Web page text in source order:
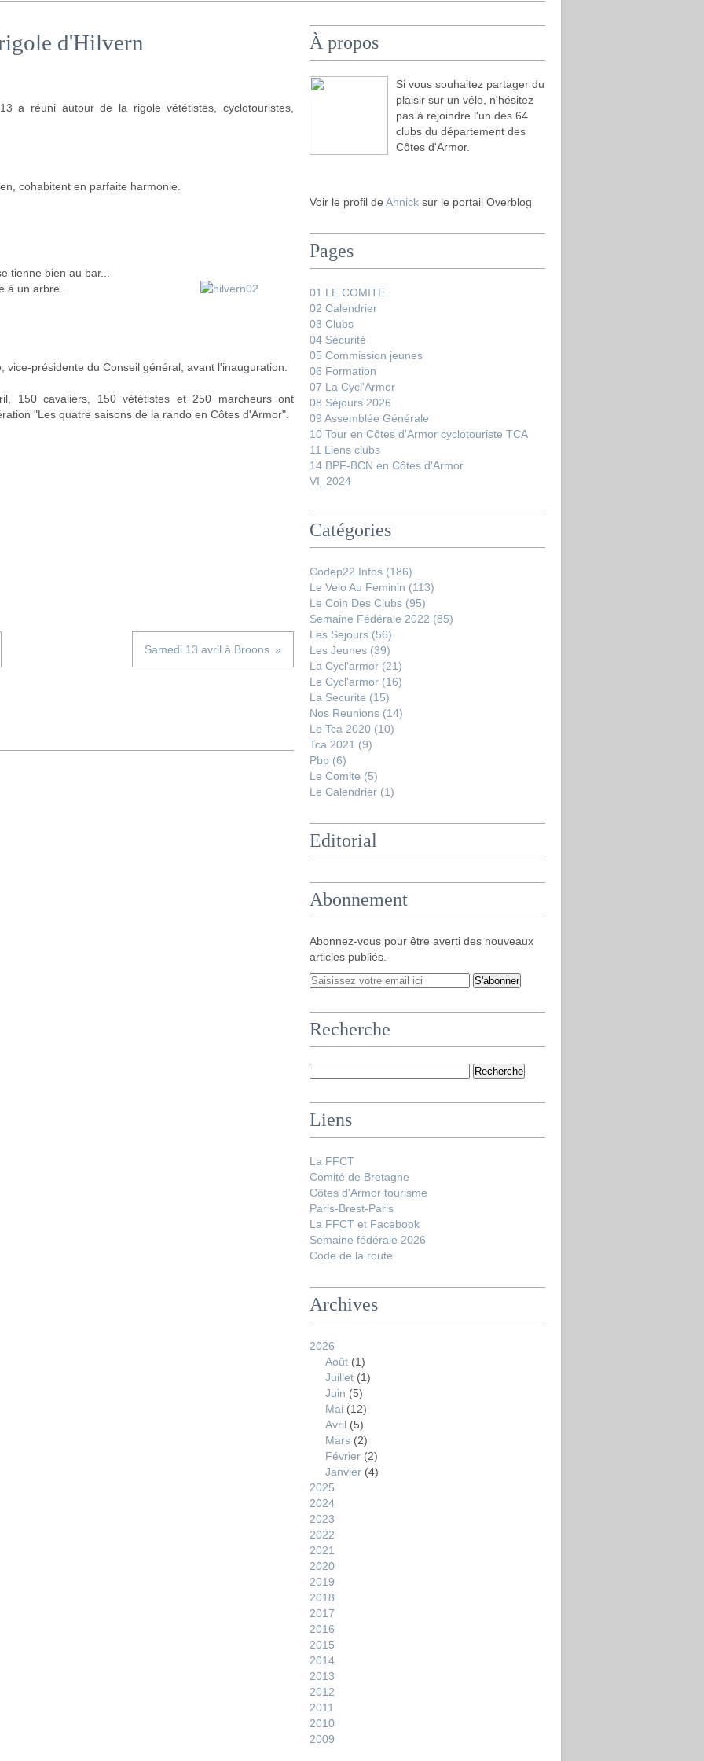
d'Hilvern
a réuni autour de la rigole vététistes, cyclotouristes,
cohabitent en parfaite harmonie.
tienne bien au bar...
à un arbre...
vice-présidente du Conseil général, avant l'inauguration.
150 cavaliers, 150 vététistes et 250 marcheurs ont
"Les quatre saisons de la rando en Côtes d'Armor".
Samedi 13 avril à Broons
À propos
Si vous souhaitez partager du
plaisir sur un vélo, n'hésitez
pas à rejoindre l'un des 64
clubs du département des
Côtes d'Armor.
Voir le profil de Annick sur le portail Overblog
Pages
01 LE COMITE
02 Calendrier
03 Clubs
04 Sécurité
05 Commission jeunes
06 Formation
07 La Cycl'Armor
08 Séjours 2026
09 Assemblée Générale
10 Tour en Côtes d'Armor cyclotouriste TCA
11 Liens clubs
14 BPF-BCN en Côtes d'Armor
VI_2024
Catégories
Codep22 Infos (186)
Le Velo Au Feminin (113)
Le Coin Des Clubs (95)
Semaine Fédérale 2022 (85)
Les Sejours (56)
Les Jeunes (39)
La Cycl'armor (21)
Le Cycl'armor (16)
La Securite (15)
Nos Reunions (14)
Le Tca 2020 (10)
Tca 2021 (9)
Pbp (6)
Le Comite (5)
Le Calendrier (1)
Editorial
Abonnement
Abonnez-vous pour être averti des nouveaux
articles publiés.
Recherche
Liens
La FFCT
Comité de Bretagne
Côtes d'Armor tourisme
Paris-Brest-Paris
La FFCT et Facebook
Semaine fédérale 2026
Code de la route
Archives
2026
Août (1)
Juillet (1)
Juin (5)
Mai (12)
Avril (5)
Mars (2)
Février (2)
Janvier (4)
2025
2024
2023
2022
2021
2020
2019
2018
2017
2016
2015
2014
2013
2012
2011
2010
2009